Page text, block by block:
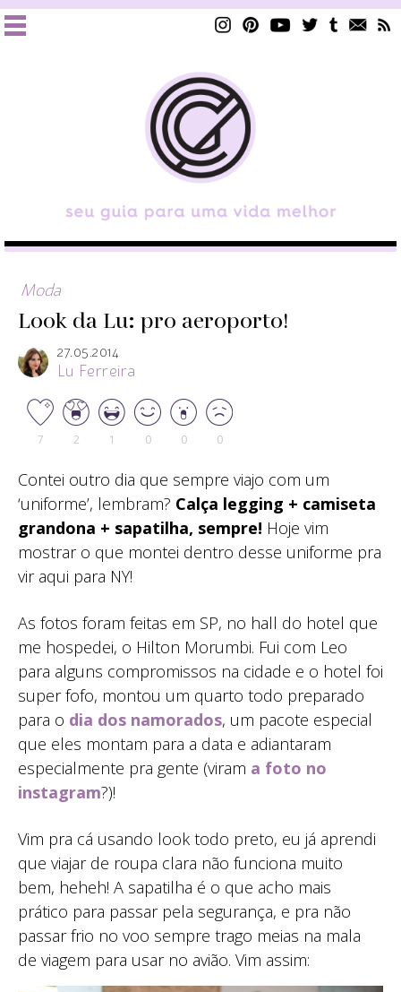
Moda
Look da Lu: pro aeroporto!
27.05.2014
Lu Ferreira
7 2 1 0 0 0
Contei outro dia que sempre viajo com um
‘uniforme’, lembram? Calça legging + camiseta
grandona + sapatilha, sempre! Hoje vim
mostrar o que montei dentro desse uniforme pra
vir aqui para NY!
As fotos foram feitas em SP, no hall do hotel que
me hospedei, o Hilton Morumbi. Fui com Leo
para alguns compromissos na cidade e o hotel foi
super fofo, montou um quarto todo preparado
para o dia dos namorados, um pacote especial
que eles montam para a data e adiantaram
especialmente pra gente (viram a foto no
instagram?)!
Vim pra cá usando look todo preto, eu já aprendi
que viajar de roupa clara não funciona muito
bem, heheh! A sapatilha é o que acho mais
prático para passar pela segurança, e pra não
passar frio no voo sempre trago meias na mala
de viagem para usar no avião. Vim assim: